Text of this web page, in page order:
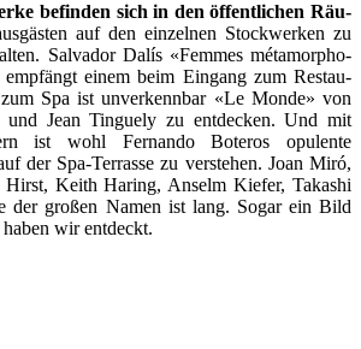
befin­den sich in den öffent­li­chen Räu­
auf den ein­zel­nen Stock­wer­ken zu
Sal­va­dor Dalís «Femmes méta­mor­pho­
emp­fängt einem beim Ein­gang zum Restau­
Spa ist unver­kenn­bar «Le Mon­de» von
Jean Tin­gue­ly zu ent­de­cken. Und mit
ist wohl Fer­nan­do Boter­os opu­len­te
der Spa-Ter­ras­se zu ver­ste­hen. Joan Miró,
Keith Haring, Anselm Kie­fer, Taka­shi
gro­ßen Namen ist lang. Sogar ein Bild
wir entdeckt.